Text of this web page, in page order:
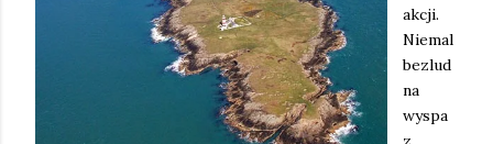
akcji.
Niemal
bezlud
na
wyspa